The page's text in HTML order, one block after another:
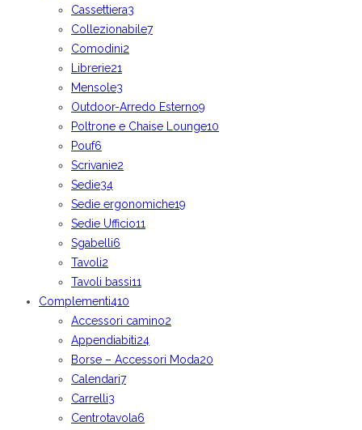
Cassettiera3
Collezionabile7
Comodini2
Librerie21
Mensole3
Outdoor-Arredo Esterno9
Poltrone e Chaise Lounge10
Pouf6
Scrivanie2
Sedie34
Sedie ergonomiche19
Sedie Ufficio11
Sgabelli6
Tavoli2
Tavoli bassi11
Complementi410
Accessori camino2
Appendiabiti24
Borse – Accessori Moda20
Calendari7
Carrelli3
Centrotavola6